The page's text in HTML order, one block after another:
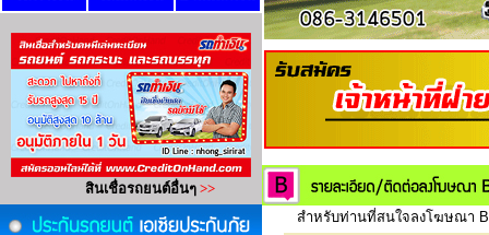
สำหรับท่านที่สนใจลงโฆษณา